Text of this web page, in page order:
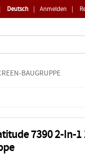
Anmelden |
Deutsch |
BAUGRUPPE
7390 2-In-